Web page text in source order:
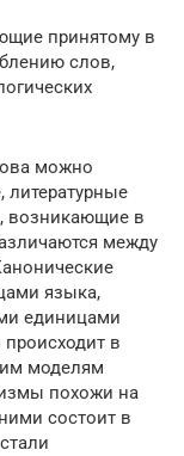
принятому в
слов,
можно
литературные
возникающие в
между
языка,
единицами
в
моделям
похожи на
состоит в